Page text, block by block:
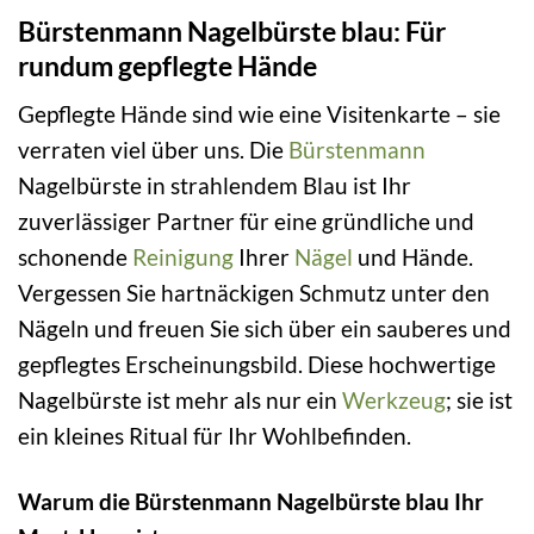
Bürstenmann Nagelbürste blau: Für
rundum gepflegte Hände
Gepflegte Hände sind wie eine Visitenkarte – sie
verraten viel über uns. Die Bürstenmann
Nagelbürste in strahlendem Blau ist Ihr
zuverlässiger Partner für eine gründliche und
schonende Reinigung Ihrer Nägel und Hände.
Vergessen Sie hartnäckigen Schmutz unter den
Nägeln und freuen Sie sich über ein sauberes und
gepflegtes Erscheinungsbild. Diese hochwertige
Nagelbürste ist mehr als nur ein Werkzeug; sie ist
ein kleines Ritual für Ihr Wohlbefinden.
Warum die Bürstenmann Nagelbürste blau Ihr